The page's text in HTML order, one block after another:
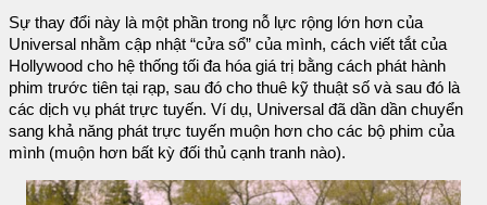
Sự thay đổi này là một phần trong nỗ lực rộng lớn hơn của
Universal nhằm cập nhật “cửa sổ” của mình, cách viết tắt của
Hollywood cho hệ thống tối đa hóa giá trị bằng cách phát hành
phim trước tiên tại rạp, sau đó cho thuê kỹ thuật số và sau đó là
các dịch vụ phát trực tuyến. Ví dụ, Universal đã dần dần chuyển
sang khả năng phát trực tuyến muộn hơn cho các bộ phim của
mình (muộn hơn bất kỳ đối thủ cạnh tranh nào).